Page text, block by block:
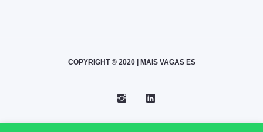
COPYRIGHT © 2020 | MAIS VAGAS ES
Instagram
Telegram
LinkedIn